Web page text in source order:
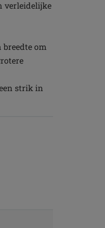
verleidelijke
breedte om
strik in